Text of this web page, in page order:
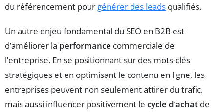
du référencement pour générer des leads qualifiés.
Un autre enjeu fondamental du SEO en B2B est
d’améliorer la performance commerciale de
l’entreprise. En se positionnant sur des mots-clés
stratégiques et en optimisant le contenu en ligne, les
entreprises peuvent non seulement attirer du trafic,
mais aussi influencer positivement le cycle d’achat de